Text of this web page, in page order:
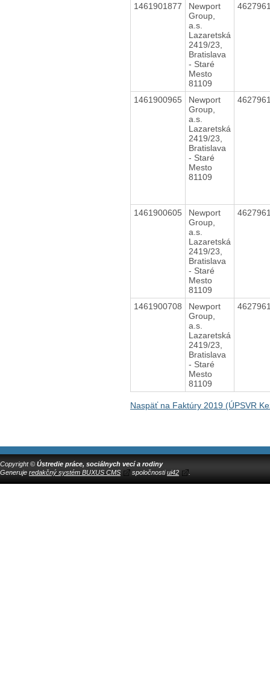
1461901877
Newport
Group,
a.s.
Lazaretská
2419/23,
Bratislava
- Staré
Mesto
81109
1461900965
Newport
Group,
a.s.
Lazaretská
2419/23,
Bratislava
- Staré
Mesto
81109
1461900605
Newport
Group,
a.s.
Lazaretská
2419/23,
Bratislava
- Staré
Mesto
81109
1461900708
Newport
Group,
a.s.
Lazaretská
2419/23,
Bratislava
- Staré
Mesto
81109
Naspäť na Faktúry 2019 (ÚPSVR
Copyright © Ústredie práce, sociálnych vecí a rodiny
Generuje redakčný systém BUXUS CMS spoločnostiui42